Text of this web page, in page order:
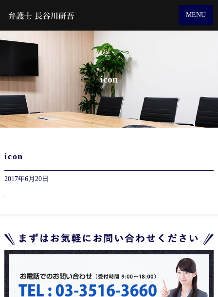
MENU
icon
icon
2017年6月20日